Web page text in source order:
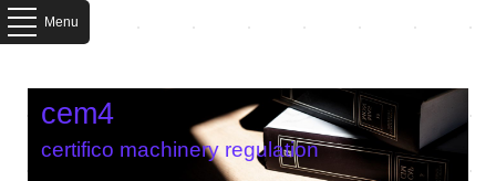
Menu
cem4
certifico machinery regulation